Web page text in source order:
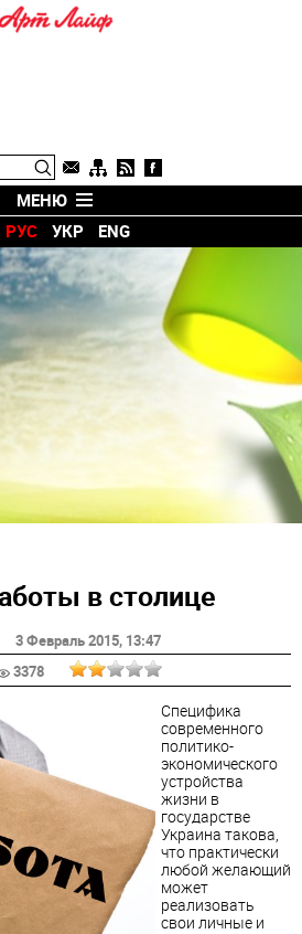
МЕНЮ
РУС
УКР ENG
в столице
3 Февраль 2015, 13:47
3378
Специфика
современного
политико-
экономического
устройства
жизни в
государстве
Украина такова,
что практически
любой желающий
может
реализовать
свои личные и